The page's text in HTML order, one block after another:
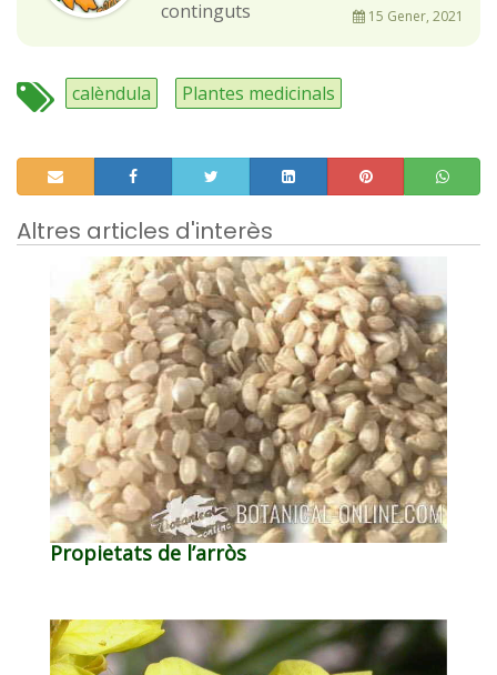
continguts
15 Gener, 2021
calèndula Plantes medicinals
Altres articles d'interès
Propietats de l’arròs